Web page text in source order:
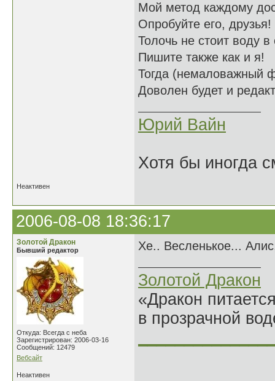
Мой метод каждому
Опробуйте его, друзья!
Толочь не стоит воду в
Пишите также как и я!
Тогда (немаловажный
Доволен будет и
Юрий Вайн
Хотя бы иногда
Неактивен
2006-08-08 18:36:17
Золотой Дракон
Бывший редактор
Откуда: Всегда с неба
Зарегистрирован: 2006-03-16
Сообщений: 12479
Вебсайт
Хе.. Весленькое...
Золотой Дракон
«Дракон
в прозрачной
Неактивен